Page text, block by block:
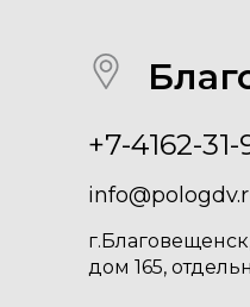
+7-4162-
дом 165,